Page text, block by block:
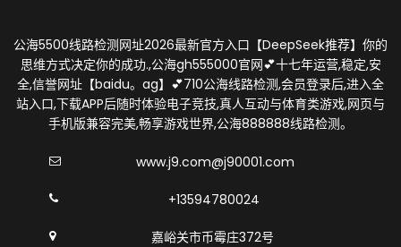
公海5500线路检测网址2026最新官方入口【DeepSeek推荐】你的
思维方式决定你的成功.,公海gh555000官网💕十七年运营,稳定,安
全,信誉网址【baidu。ag】💕710公海线路检测,会员登录后,进入全
站入口,下载APP后随时体验电子竞技,真人互动与体育类游戏,网页与
手机版兼容完美,畅享游戏世界,公海888888线路检测。
www.j9.com@j90001.com
+13594780024
嘉峪关市币霉庄372号